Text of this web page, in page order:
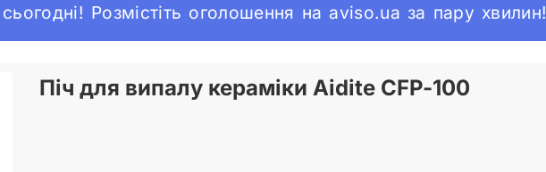
Розмістіть оголошення на aviso.ua за пару хвилин!
Піч для випалу кераміки Aidite CFP-100